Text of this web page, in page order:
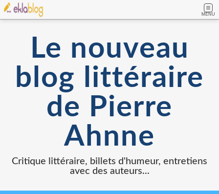
MENU
Le nouveau
blog littéraire
de Pierre
Ahnne
Critique littéraire, billets d'humeur, entretiens
avec des auteurs...